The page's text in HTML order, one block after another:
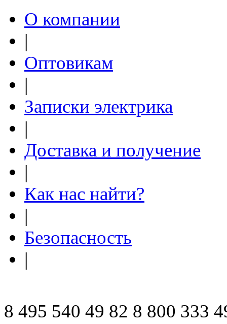
О компании
|
Оптовикам
|
Записки электрика
|
Доставка и получение
|
Как нас найти?
|
Безопасность
|
8 495 540 49 82 8 800 333